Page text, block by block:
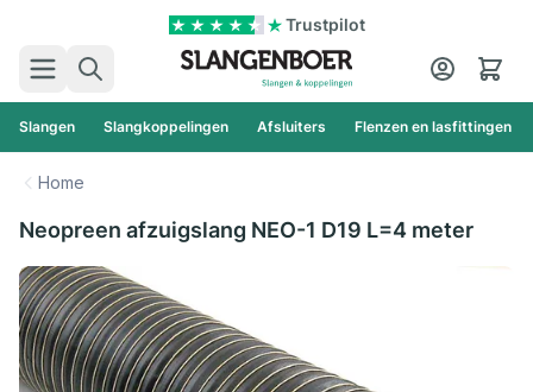
Trustpilot
Zoek
Cart
Slangen Slangkoppelingen Afsluiters Flenzen en lasfittingen
Home
Neopreen afzuigslang NEO-1 D19 L=4 meter